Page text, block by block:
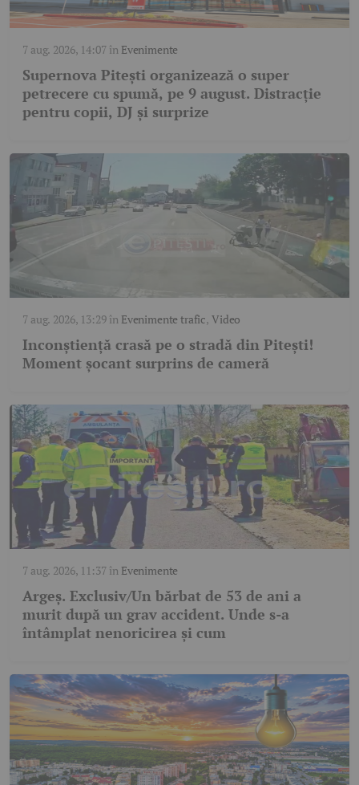
7 aug. 2026, 14:07în Evenimente
Supernova Pitești organizează o super
petrecere cu spumă, pe 9 august. Distracție
pentru copii, DJ și surprize
7 aug. 2026, 13:29în Evenimente trafic,Video
Inconștiență crasă pe o stradă din Pitești!
Moment șocant surprins de cameră
7 aug. 2026, 11:37în Evenimente
Argeș. Exclusiv/Un bărbat de 53 de ani a
murit după un grav accident. Unde s-a
întâmplat nenoricirea și cum